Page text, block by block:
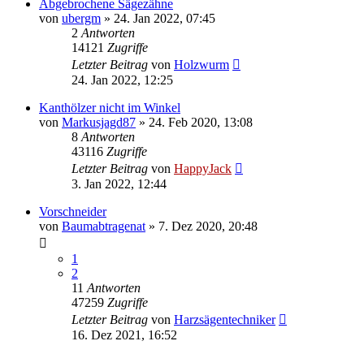
Abgebrochene Sägezähne
von ubergm » 24. Jan 2022, 07:45
2 Antworten
14121 Zugriffe
Letzter Beitrag von Holzwurm
24. Jan 2022, 12:25
Kanthölzer nicht im Winkel
von Markusjagd87 » 24. Feb 2020, 13:08
8 Antworten
43116 Zugriffe
Letzter Beitrag von HappyJack
3. Jan 2022, 12:44
Vorschneider
von Baumabtragenat » 7. Dez 2020, 20:48
1
2
11 Antworten
47259 Zugriffe
Letzter Beitrag von Harzsägentechniker
16. Dez 2021, 16:52